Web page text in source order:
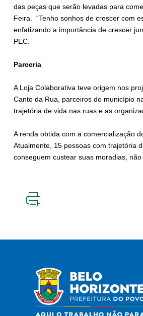
das peças que serão levadas para
Feira. “Tenho sonhos de crescer com
enfatizando a importância de crescer
PEC.
Parceria
A Loja Colaborativa teve origem nos
Canto da Rua, parceiros do município
trajetória de vida nas ruas e as
A renda obtida com a comercialização
Atualmente, 15 pessoas com trajetória
conseguem custear suas moradias,